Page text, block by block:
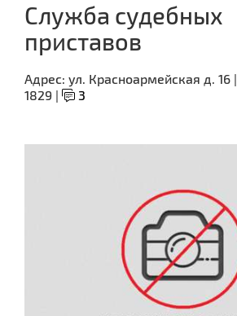
Служба судебных
приставов
Адрес: ул. Красноармейская д. 16 |
1829 |
3